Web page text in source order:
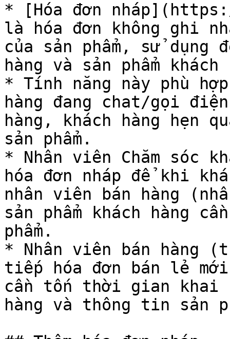
* [Hóa đơn
là hóa đơn không ghi
của sản phẩm, sử dụng
hàng và sản phẩm
* Tính năng này phù
hàng đang chat/gọi
hàng, khách hàng hẹn
sản phẩm.
* Nhân viên Chăm sóc
hóa đơn nháp để khi
nhân viên bán hàng
sản phẩm khách hàng
phẩm.
* Nhân viên bán hàng
tiếp hóa đơn bán lẻ mới
cần tốn thời gian khai
hàng và thông tin sản